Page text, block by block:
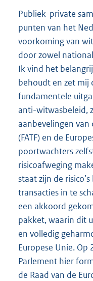
Publiek-private
punten van het
voorkoming van
door zowel
Ik vind het
behoudt en zet mij
fundamentele
anti-witwasbeleid,
aanbevelingen van
(FATF) en de
poortwachters
risicoafweging
staat zijn de
transacties in te
een akkoord
pakket, waarin dit
en volledig
Europese Unie. Op
Parlement hier
de Raad van de